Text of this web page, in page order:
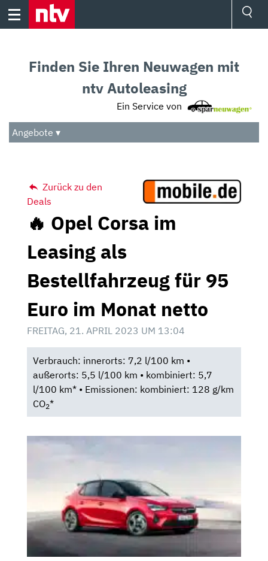
Skip
Audio
Das Beste
Finden Sie Ihren Neuwagen mit
ntv Autoleasing
Ein Service von
Angebote ▾
Zurück zu den
Deals
🔥 Opel Corsa im
Leasing als
Bestellfahrzeug für 95
Euro im Monat netto
FREITAG, 21. APRIL 2023 UM 13:04
Verbrauch: innerorts: 7,2 l/100 km •
außerorts: 5,5 l/100 km • kombiniert: 5,7
l/100 km* • Emissionen: kombiniert: 128 g/km
CO2*